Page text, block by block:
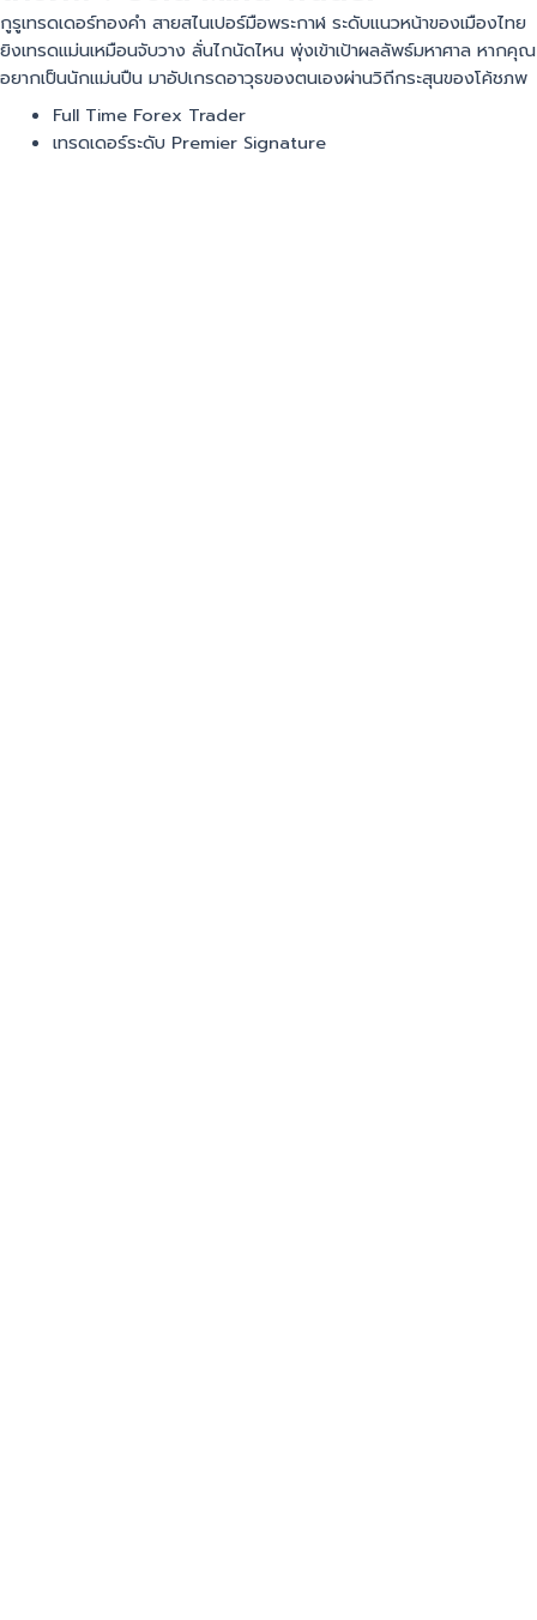
กูรูเทรดเดอร์ทองคำ สายสไนเปอร์มือพระกาฬ ระดับแนวหน้าของเมืองไทย
ยิงเทรดแม่นเหมือนจับวาง ลั่นไกนัดไหน พุ่งเข้าเป้าผลลัพธ์มหาศาล หากคุณ
อยากเป็นนักแม่นปืน มาอัปเกรดอาวุธของตนเองผ่านวิถีกระสุนของโค้ชภพ
Full Time Forex Trader
เทรดเดอร์ระดับ Premier Signature